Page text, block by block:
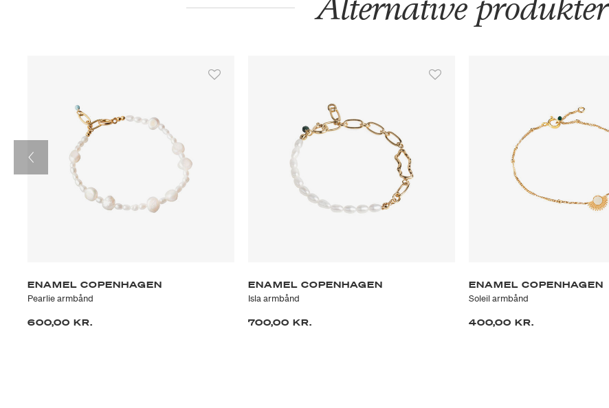
ENAMEL COPENHAGEN
Pearlie armbånd
600,00 KR.
ENAMEL COPENHAGEN
Isla armbånd
700,00 KR.
ENAMEL COPENHAGEN
Soleil armbånd
400,00 KR.